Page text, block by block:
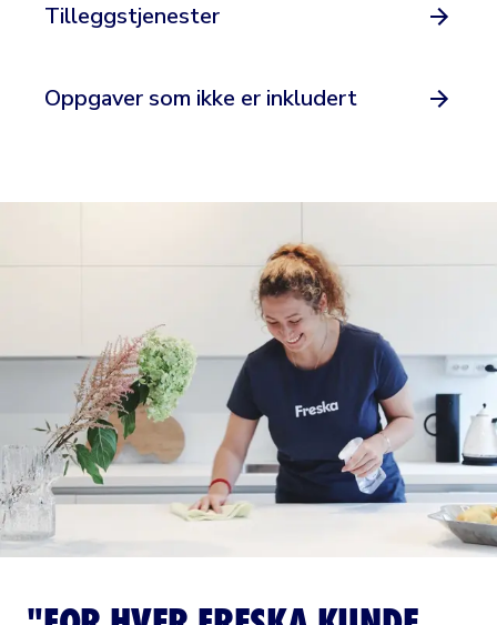
Tilleggstjenester
Oppgaver som ikke er inkludert